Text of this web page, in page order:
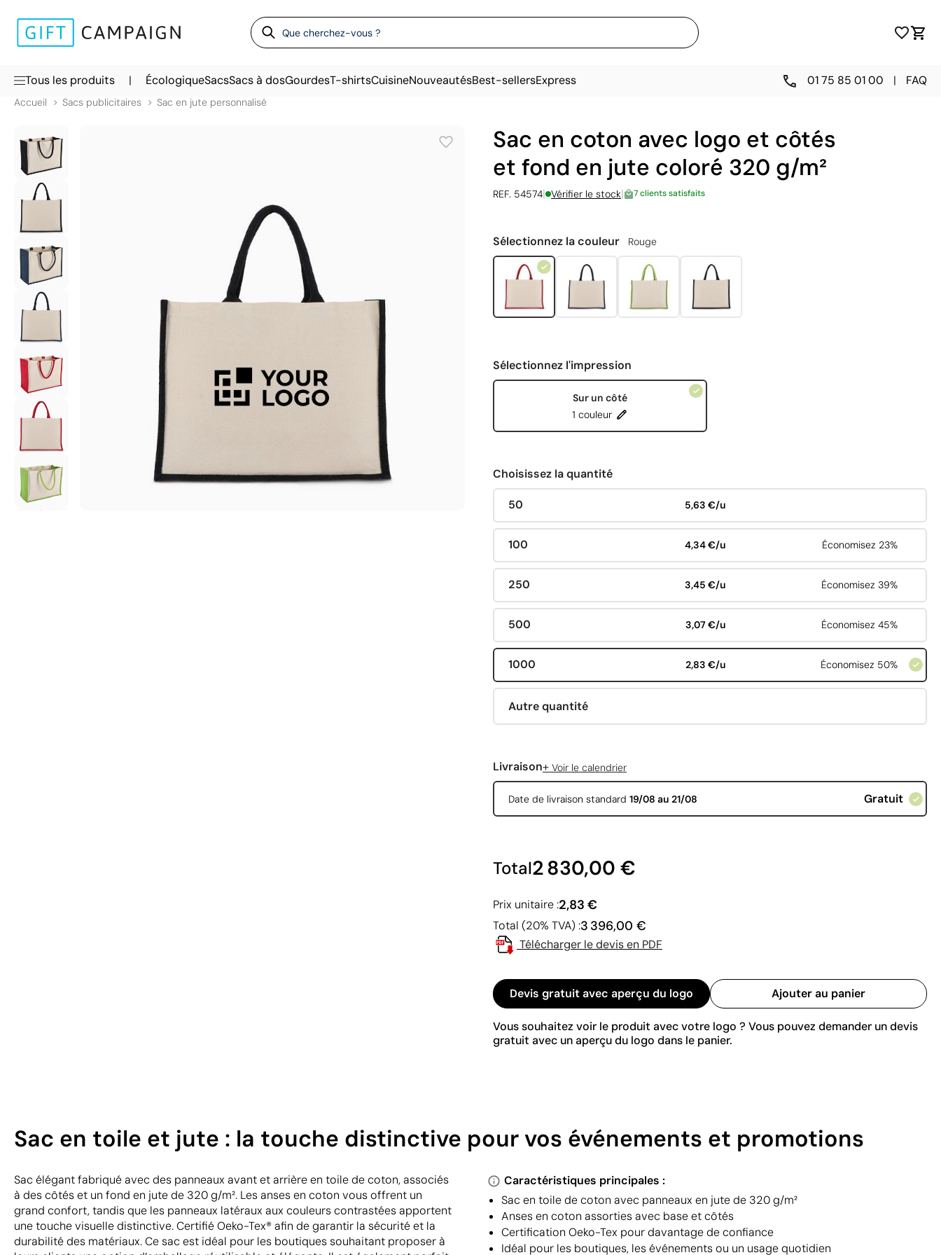
Tous les produits | ÉcologiqueSacsSacs à dosGourdesT-shirtsCuisineNouveautésBest-sellersExpress 01 75 85 01 00 | FAQ
Accueil Sacs publicitaires Sac en jute personnalisé
Sac en coton avec logo et côtés
et fond en jute coloré 320 g/m²
REF. 54574| Vérifier le stock| 7 clients satisfaits
Sélectionnez la couleur Rouge
Sélectionnez l'impression
Sur un côté
1 couleur
Choisissez la quantité
50 5,63 €/u
100 4,34 €/u Économisez 23%
250 3,45 €/u Économisez 39%
500 3,07 €/u Économisez 45%
1000 2,83 €/u Économisez 50%
Autre quantité
Livraison+ Voir le calendrier
Date de livraison standard 19/08 au 21/08 Gratuit
Total2 830,00 €
Prix unitaire :2,83 €
Total (20% TVA) :3 396,00 €
Télécharger le devis en PDF
Devis gratuit avec aperçu du logo Ajouter au panier
Vous souhaitez voir le produit avec votre logo ? Vous pouvez demander un devis
gratuit avec un aperçu du logo dans le panier.
Sac en toile et jute : la touche distinctive pour vos événements et promotions
Sac élégant fabriqué avec des panneaux avant et arrière en toile de coton, associés
à des côtés et un fond en jute de 320 g/m². Les anses en coton vous offrent un
grand confort, tandis que les panneaux latéraux aux couleurs contrastées apportent
une touche visuelle distinctive. Certifié Oeko-Tex® afin de garantir la sécurité et la
durabilité des matériaux. Ce sac est idéal pour les boutiques souhaitant proposer à
Caractéristiques principales :
Sac en toile de coton avec panneaux en jute de 320 g/m²
Anses en coton assorties avec base et côtés
Certification Oeko-Tex pour davantage de confiance
Idéal pour les boutiques, les événements ou un usage quotidien